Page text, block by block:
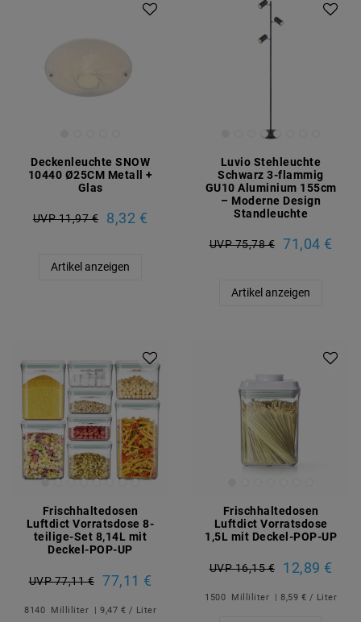
Deckenleuchte SNOW
10440 Ø25CM Metall +
Glas
UVP 11,97 € 8,32 €
Artikel anzeigen
Luvio Stehleuchte
Schwarz 3-flammig
GU10 Aluminium 155cm
– Moderne Design
Standleuchte
UVP 75,78 € 71,04 €
Artikel anzeigen
Frischhaltedosen
Luftdict Vorratsdose 8-
teilige-Set 8,14L mit
Deckel-POP-UP
UVP 77,11 € 77,11 €
8140 Milliliter | 9,47 € / Liter
Frischhaltedosen
Luftdict Vorratsdose
1,5L mit Deckel-POP-UP
UVP 16,15 € 12,89 €
1500 Milliliter | 8,59 € / Liter